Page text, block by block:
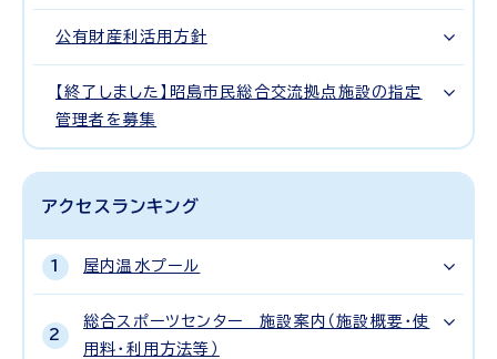
公有財産利活用方針
【終了しました】昭島市民総合交流拠点施設の指定
管理者を募集
アクセスランキング
屋内温水プール
総合スポーツセンター 施設案内（施設概要・使
用料・利用方法等）